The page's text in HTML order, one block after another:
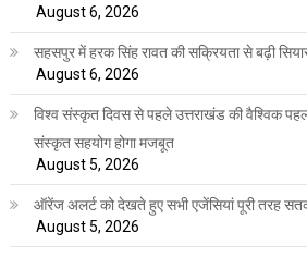
August 6, 2026
सहसपुर में हरक सिंह रावत की सक्रियता से बढ़ी
August 6, 2026
विश्व संस्कृत दिवस से पहले उत्तराखंड की वैश्विक
संस्कृत सहयोग होगा मजबूत
August 5, 2026
ऑरेंज अलर्ट को देखते हुए सभी एजेंसियां पूरी तरह
August 5, 2026